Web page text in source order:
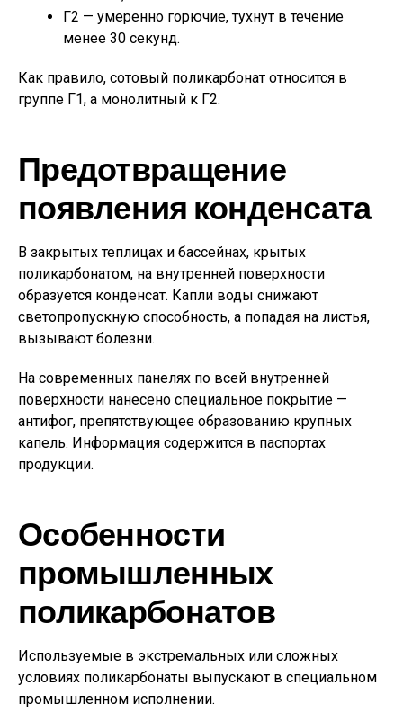
Г2 — умеренно горючие, тухнут в течение
менее 30 секунд.
Как правило, сотовый поликарбонат относится в
группе Г1, а монолитный к Г2.
Предотвращение
появления конденсата
В закрытых теплицах и бассейнах, крытых
поликарбонатом, на внутренней поверхности
образуется конденсат. Капли воды снижают
светопропускную способность, а попадая на листья,
вызывают болезни.
На современных панелях по всей внутренней
поверхности нанесено специальное покрытие —
антифог, препятствующее образованию крупных
капель. Информация содержится в паспортах
продукции.
Особенности
промышленных
поликарбонатов
Используемые в экстремальных или сложных
условиях поликарбонаты выпускают в специальном
промышленном исполнении.